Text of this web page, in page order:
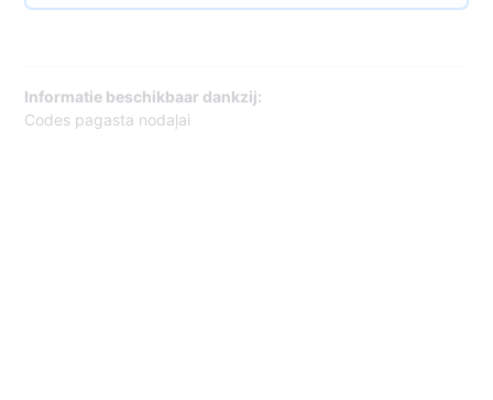
Informatie beschikbaar dankzij:
Codes pagasta nodaļai